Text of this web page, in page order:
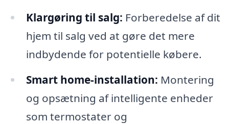
Klargøring til salg: Forberedelse af dit
hjem til salg ved at gøre det mere
indbydende for potentielle købere.
Smart home-installation: Montering
og opsætning af intelligente enheder
som termostater og